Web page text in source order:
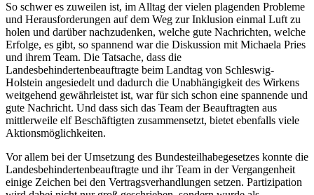
So schwer es zuweilen ist, im Alltag der vielen plagenden Probleme
und Herausforderungen auf dem Weg zur Inklusion einmal Luft zu
holen und darüber nachzudenken, welche gute Nachrichten, welche
Erfolge, es gibt, so spannend war die Diskussion mit Michaela Pries
und ihrem Team. Die Tatsache, dass die
Landesbehindertenbeauftragte beim Landtag von Schleswig-
Holstein angesiedelt und dadurch die Unabhängigkeit des Wirkens
weitgehend gewährleistet ist, war für sich schon eine spannende und
gute Nachricht. Und dass sich das Team der Beauftragten aus
mittlerweile elf Beschäftigten zusammensetzt, bietet ebenfalls viele
Aktionsmöglichkeiten.
Vor allem bei der Umsetzung des Bundesteilhabegesetzes konnte die
Landesbehindertenbeauftragte und ihr Team in der Vergangenheit
einige Zeichen bei den Vertragsverhandlungen setzen. Partizipation